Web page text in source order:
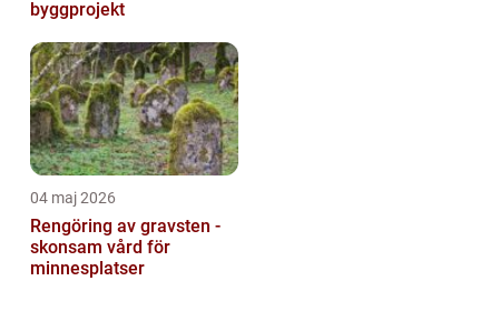
byggprojekt
04 maj 2026
Rengöring av gravsten -
skonsam vård för
minnesplatser